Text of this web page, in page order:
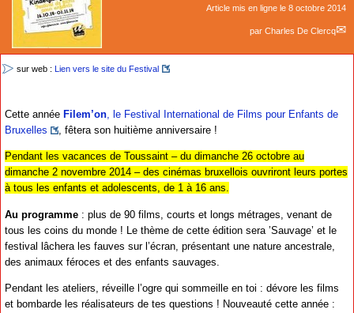
Article mis en ligne le 8 octobre 2014
par Charles De Clercq
sur web : Lien vers le site du Festival
Cette année Filem’on , le Festival International de Films pour Enfants de
Bruxelles
, fêtera son huitième anniversaire !
Pendant les vacances de Toussaint – du dimanche 26 octobre au
dimanche 2 novembre 2014 – des cinémas bruxellois ouvriront leurs portes
à tous les enfants et adolescents, de 1 à 16 ans.
Au programme : plus de 90 films, courts et longs métrages, venant de
tous les coins du monde ! Le thème de cette édition sera ’Sauvage’ et le
festival lâchera les fauves sur l’écran, présentant une nature ancestrale,
des animaux féroces et des enfants sauvages.
Pendant les ateliers, réveille l’ogre qui sommeille en toi : dévore les films
et bombarde les réalisateurs de tes questions ! Nouveauté cette année :